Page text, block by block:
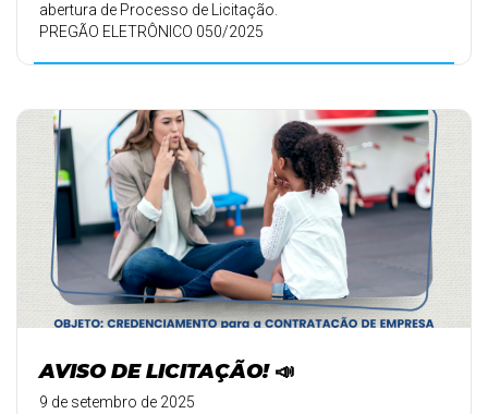
abertura de Processo de Licitação.
PREGÃO ELETRÔNICO 050/2025
AVISO DE LICITAÇÃO! 📣
9 de setembro de 2025